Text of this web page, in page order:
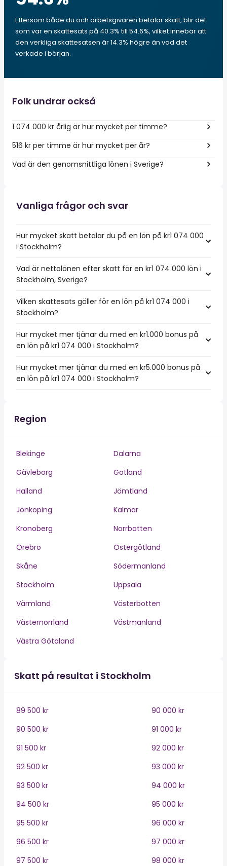
Eftersom både du och arbetsgivaren betalar skatt, blir det
som var en skattesats på 40.3% till 54.6%, vilket innebär att
den verkliga skattesatsen är 14.3% högre än vad det
verkade i början.
Folk undrar också
1 074 000 kr årlig är hur mycket per timme?
516 kr per timme är hur mycket per år?
Vad är den genomsnittliga lönen i Sverige?
Vanliga frågor och svar
Hur mycket skatt betalar du på en lön på kr1 074 000
i Stockholm?
Vad är nettolönen efter skatt för en kr1 074 000 lön i
Stockholm, Sverige?
Vilken skattesats gäller för en lön på kr1 074 000 i
Stockholm?
Hur mycket mer tjänar du med en kr1.000 bonus på
en lön på kr1 074 000 i Stockholm?
Hur mycket mer tjänar du med en kr5.000 bonus på
en lön på kr1 074 000 i Stockholm?
Region
Blekinge
Dalarna
Gävleborg
Gotland
Halland
Jämtland
Jönköping
Kalmar
Kronoberg
Norrbotten
Örebro
Östergötland
Skåne
Södermanland
Stockholm
Uppsala
Värmland
Västerbotten
Västernorrland
Västmanland
Västra Götaland
Skatt på resultat i Stockholm
89 500 kr
90 000 kr
90 500 kr
91 000 kr
91 500 kr
92 000 kr
92 500 kr
93 000 kr
93 500 kr
94 000 kr
94 500 kr
95 000 kr
95 500 kr
96 000 kr
96 500 kr
97 000 kr
97 500 kr
98 000 kr